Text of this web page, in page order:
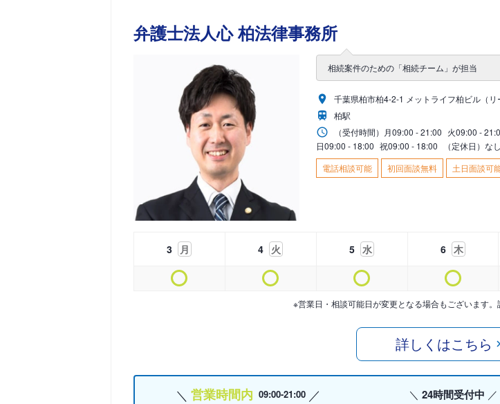
弁護士法人心 柏法律事務所
相続案件のための「相続チーム」が担当
千葉県柏市柏4-2-1 メットライフ柏ビル（
柏駅
（受付時間） 月09:00 - 21:00 火09:00 -
日09:00 - 18:00 祝09:00 - 18:00
（定休日）なし
電話相談可能
初回面談無料 土日面談可
3 月 4 火 5 水 6 木
※営業日・相談可能日が変更となる場合もございます。
詳しくはこちら
営業時間内 09:00-21:00 24時間受付中